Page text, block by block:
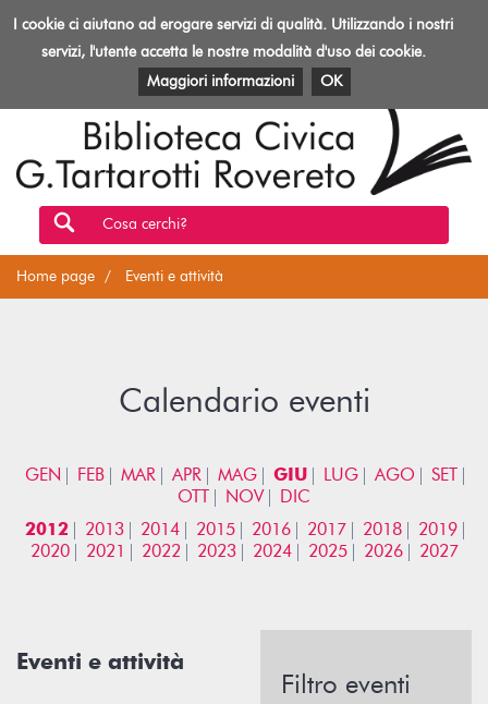
Toggle
Biblioteca
Rovereto
EVENTI E ATTIVITÀ PATRIMONIO E RISORSE
Cosa cerchi?
Home page Eventi e attività
Calendario eventi
GEN FEB MAR APR MAG GIU LUG AGO
SET
OTT
NOV
DIC
2012
2013 2014 2015 2016 2017 2018
2019
2020
2021 2022 2023 2024 2025 2026 2027
Eventi e attività
Filtro eventi
I cookie ci aiutano ad erogare servizi di qualità. Utilizzando i nostri
servizi, l'utente accetta le nostre modalità d'uso dei cookie.
Maggiori informazioni
OK